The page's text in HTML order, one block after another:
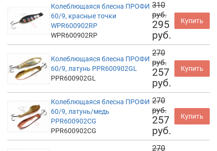
Колеблющаяся блесна ПРОФИ
60/9, красные точки
WPR600902RP
WPR600902RP
310
руб.
295
руб.
Купить
Колеблющаяся блесна ПРОФИ
60/9, латунь PPR600902GL
PPR600902GL
270
руб.
257
руб.
Купить
Колеблющаяся блесна ПРОФИ
60/9, латунь/медь
PPR600902CG
PPR600902CG
270
руб.
257
руб.
Купить
270